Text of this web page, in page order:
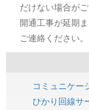
だけない場合がご
開通工事が延期
ご連絡ください。
コミュニケー
ひかり回線サ